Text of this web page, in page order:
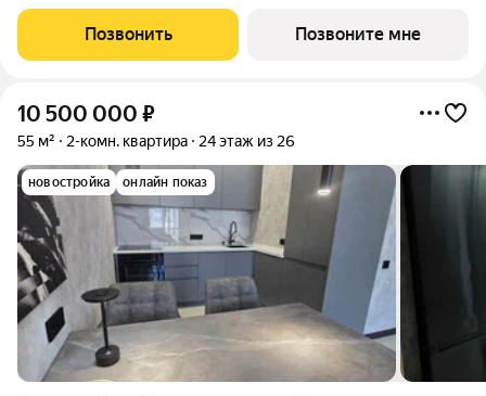
близость к природе, безопасность и приватность проживания.
Позвонить Позвоните мне
10 500 000 ₽
55 м² 2-комн. квартира 24 этаж из 26
новостройка онлайн показ